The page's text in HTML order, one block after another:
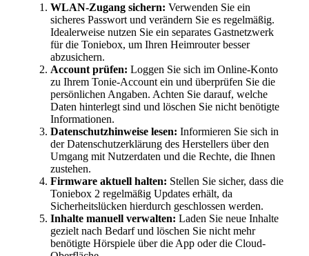
WLAN-Zugang sichern: Verwenden Sie ein
sicheres Passwort und verändern Sie es regelmäßig.
Idealerweise nutzen Sie ein separates Gastnetzwerk
für die Toniebox, um Ihren Heimrouter besser
abzusichern.
Account prüfen: Loggen Sie sich im Online-Konto
zu Ihrem Tonie-Account ein und überprüfen Sie die
persönlichen Angaben. Achten Sie darauf, welche
Daten hinterlegt sind und löschen Sie nicht benötigte
Informationen.
Datenschutzhinweise lesen: Informieren Sie sich in
der Datenschutzerklärung des Herstellers über den
Umgang mit Nutzerdaten und die Rechte, die Ihnen
zustehen.
Firmware aktuell halten: Stellen Sie sicher, dass die
Toniebox 2 regelmäßig Updates erhält, da
Sicherheitslücken hierdurch geschlossen werden.
Inhalte manuell verwalten: Laden Sie neue Inhalte
gezielt nach Bedarf und löschen Sie nicht mehr
benötigte Hörspiele über die App oder die Cloud-